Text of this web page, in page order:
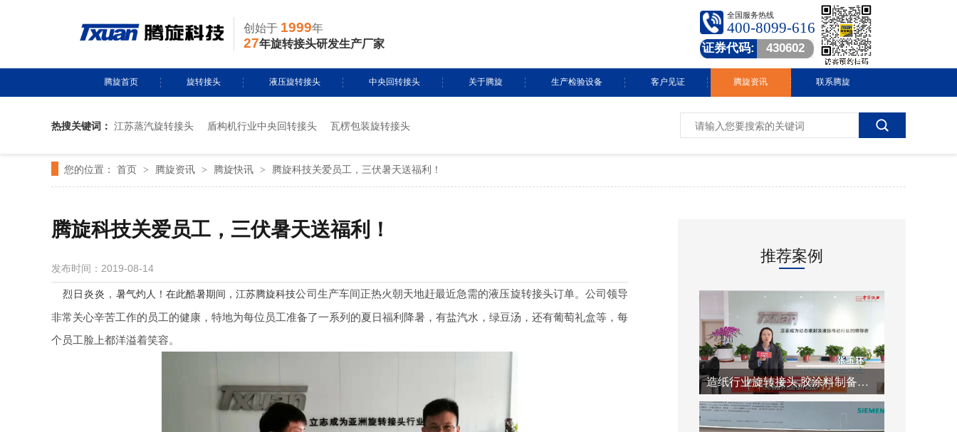
创始于 1999年
27年旋转接头研发生产厂家
全国服务热线
400-8099-616
证券代码: 430602
腾旋首页 旋转接头
水用旋转接头
导热油旋转接头
切削液旋转接头
旋转接头配件
液压旋转接头
风电液压滑环
多通路旋转接头定制
中央回转接头
挖掘机旋转接头
履带吊旋转接头
起重机旋转接头
属具旋转接头
关于腾旋 生产检验设备 客户见证 腾旋资讯
腾旋快讯
行业动态
联系腾旋
热搜关键词： 江苏蒸汽旋转接头 盾构机行业中央回转接头 瓦楞包装旋转接头
您的位置： 首页 > 腾旋资讯 > 腾旋快讯 > 腾旋科技关爱员工，三伏暑天送福利！
腾旋科技关爱员工，三伏暑天送福利！
发布时间：2019-08-14
烈日炎炎 ， 暑气灼人！在此酷暑期间，江苏腾旋科技公司生产车间正热火朝天地赶最近急需的液压旋转接头订单。公司领导
非常关心辛苦工作的员工的健康，特地为每位员工准备了一系列的夏日福利降暑，有盐汽水，绿豆汤，还有葡萄礼盒等，每
个员工脸上都洋溢着笑容。
推荐案例
造纸行业旋转接头,胶涂料制备系统,蒸汽冷凝水系统运用